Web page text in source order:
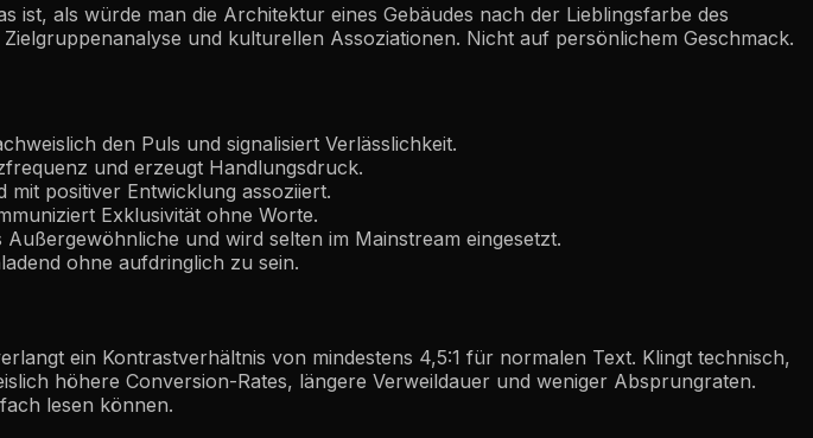
ist, als würde man die Architektur eines Gebäudes nach der Lieblingsfarbe des
und kulturellen Assoziationen. Nicht auf persönlichem Geschmack.
den Puls und signalisiert Verlässlichkeit.
und erzeugt Handlungsdruck.
mit positiver Entwicklung assoziiert.
Exklusivität ohne Worte.
und wird selten im Mainstream eingesetzt.
ohne aufdringlich zu sein.
ein Kontrastverhältnis von mindestens 4,5:1 für normalen Text. Klingt technisch,
höhere Conversion-Rates, längere Verweildauer und weniger Absprungraten.
lesen können.